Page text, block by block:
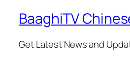
BaaghiTV
Get Latest News and